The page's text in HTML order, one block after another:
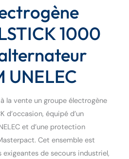
1000
UNELEC
la vente un groupe électrogène
d’occasion, équipé d’un
et d’une protection
Cet ensemble est
de secours industriel,